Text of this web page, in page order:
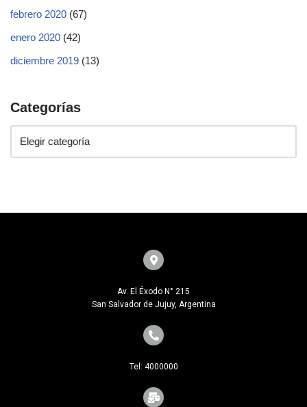
febrero 2020 (67)
enero 2020 (42)
diciembre 2019 (13)
Categorías
Av. El Éxodo N° 215
San Salvador de Jujuy, Argentina
Tel: 4000000